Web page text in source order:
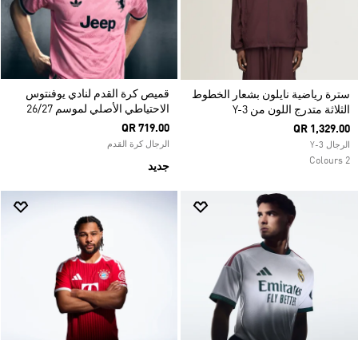
سترة رياضية نايلون بشعار الخطوط
الثلاثة متدرج اللون من Y-3
QR 1,329.00
الرجال Y-3
2 Colours
قميص كرة القدم لنادي يوفنتوس
الاحتياطي الأصلي لموسم 26/27
QR 719.00
الرجال كرة القدم
جديد